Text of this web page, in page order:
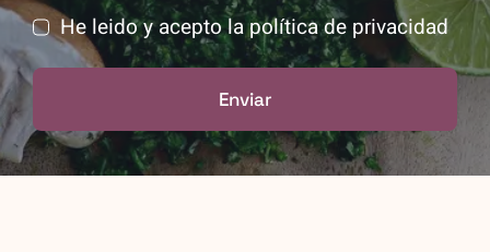
He leido y acepto la política de privacidad
Enviar